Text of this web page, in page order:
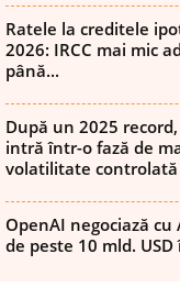
Ratele la creditele
2026: IRCC mai mic
până...
După un 2025
intră într-o fază de
volatilitate controlată
OpenAI negociază
de peste 10 mld.